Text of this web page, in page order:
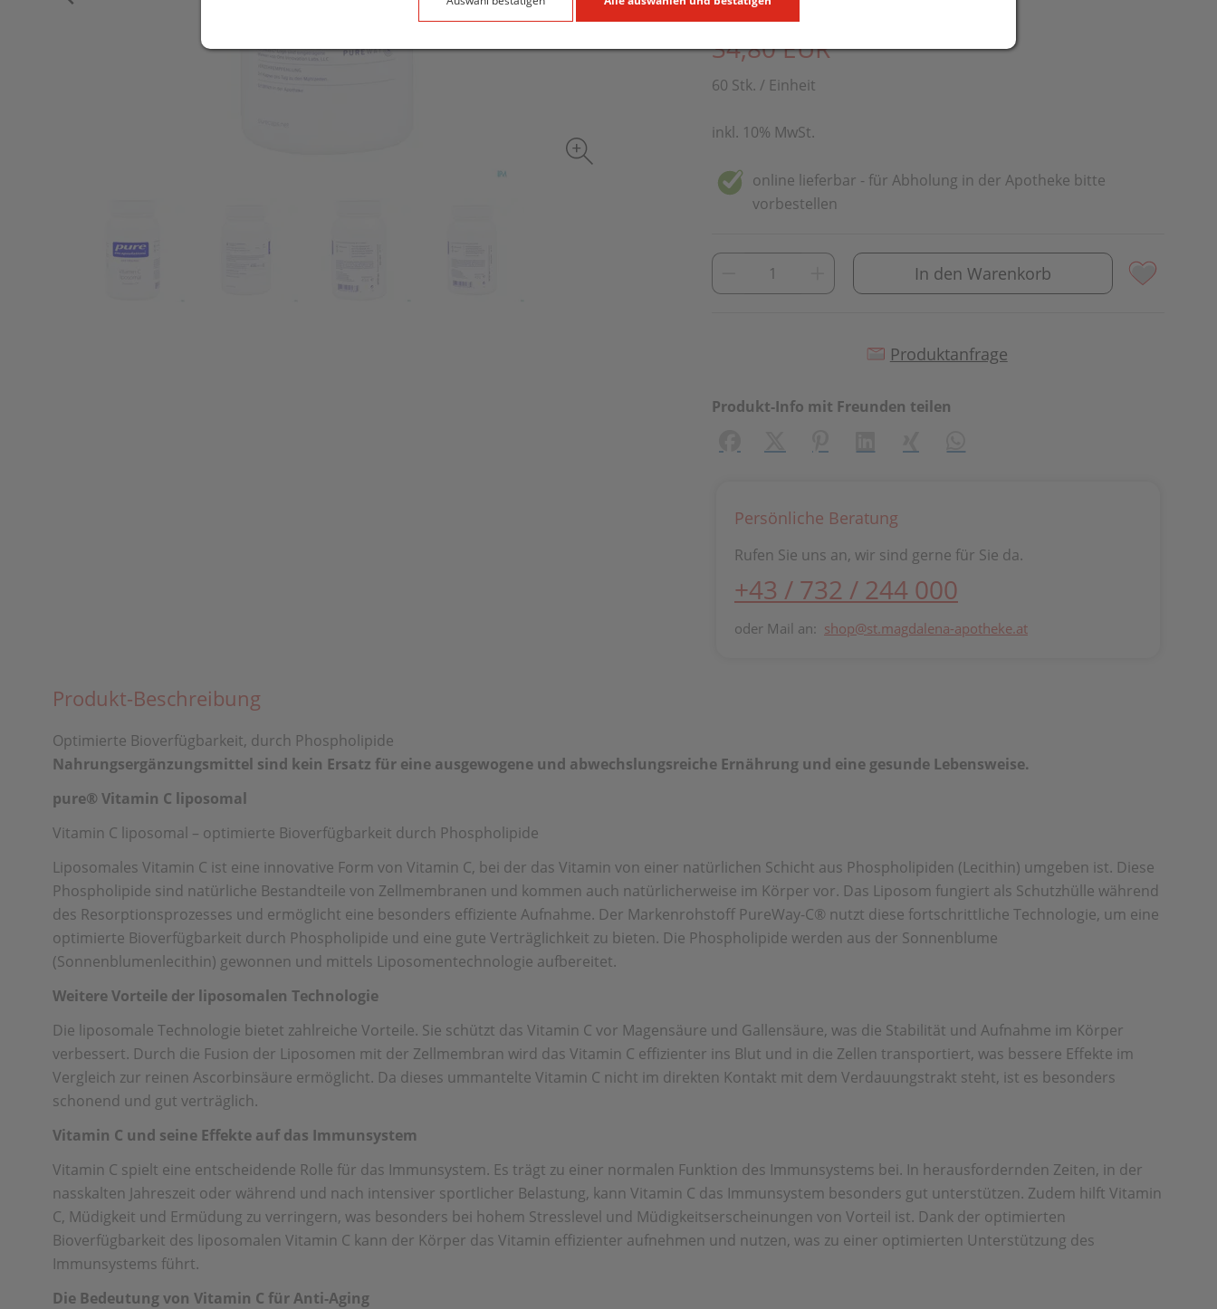
PZN: 5890145
34,80 EUR
60 Stk. / Einheit
inkl. 10% MwSt.
online lieferbar - für Abholung in der Apotheke bitte
vorbestellen
In den Warenkorb
Produktanfrage
Produkt-Info mit Freunden teilen
Persönliche Beratung
Rufen Sie uns an, wir sind gerne für Sie da.
+43 / 732 / 244 000
oder Mail an: shop@st.magdalena-apotheke.at
Produkt-Beschreibung
Optimierte Bioverfügbarkeit, durch Phospholipide
Nahrungsergänzungsmittel sind kein Ersatz für eine ausgewogene und abwechslungsreiche Ernährung und eine gesunde Lebensweise.
pure® Vitamin C liposomal
Vitamin C liposomal – optimierte Bioverfügbarkeit durch Phospholipide
Liposomales Vitamin C ist eine innovative Form von Vitamin C, bei der das Vitamin von einer natürlichen Schicht aus Phospholipiden (Lecithin) umgeben ist. Diese
Phospholipide sind natürliche Bestandteile von Zellmembranen und kommen auch natürlicherweise im Körper vor. Das Liposom fungiert als Schutzhülle während
des Resorptionsprozesses und ermöglicht eine besonders effiziente Aufnahme. Der Markenrohstoff PureWay-C® nutzt diese fortschrittliche Technologie, um eine
optimierte Bioverfügbarkeit durch Phospholipide und eine gute Verträglichkeit zu bieten. Die Phospholipide werden aus der Sonnenblume
(Sonnenblumenlecithin) gewonnen und mittels Liposomentechnologie aufbereitet.
Weitere Vorteile der liposomalen Technologie
Die liposomale Technologie bietet zahlreiche Vorteile. Sie schützt das Vitamin C vor Magensäure und Gallensäure, was die Stabilität und Aufnahme im Körper
verbessert. Durch die Fusion der Liposomen mit der Zellmembran wird das Vitamin C effizienter ins Blut und in die Zellen transportiert, was bessere Effekte im
Vergleich zur reinen Ascorbinsäure ermöglicht. Da dieses ummantelte Vitamin C nicht im direkten Kontakt mit dem Verdauungstrakt steht, ist es besonders
schonend und gut verträglich.
Vitamin C und seine Effekte auf das Immunsystem
Vitamin C spielt eine entscheidende Rolle für das Immunsystem. Es trägt zu einer normalen Funktion des Immunsystems bei. In herausfordernden Zeiten, in der
nasskalten Jahreszeit oder während und nach intensiver sportlicher Belastung, kann Vitamin C das Immunsystem besonders gut unterstützen. Zudem hilft Vitamin
C, Müdigkeit und Ermüdung zu verringern, was besonders bei hohem Stresslevel und Müdigkeitserscheinungen von Vorteil ist. Dank der optimierten
Bioverfügbarkeit des liposomalen Vitamin C kann der Körper das Vitamin effizienter aufnehmen und nutzen, was zu einer optimierten Unterstützung des
Immunsystems führt.
Die Bedeutung von Vitamin C für Anti-Aging